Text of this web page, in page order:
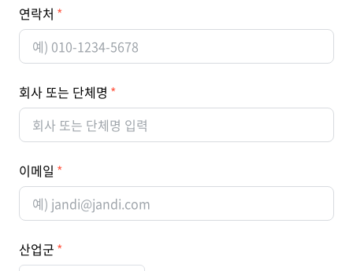
연락처
회사 또는 단체명
이메일
산업군